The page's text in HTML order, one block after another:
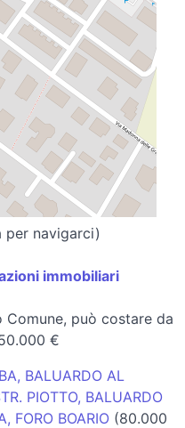
per navigarci)
immobiliari
Comune, può costare da
€
BALUARDO AL
PIOTTO, BALUARDO
FORO BOARIO (80.000